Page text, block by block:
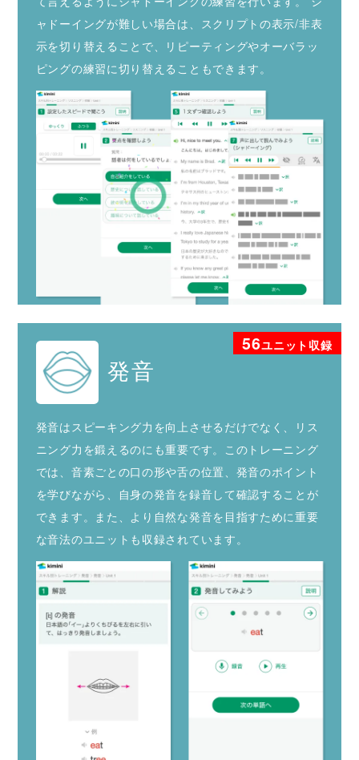
ャドーイングが難しい場合は、スクリプトの表示/非表
示を切り替えることで、リピーティングやオーバラッ
ピングの練習に切り替えることもできます。
56ユニット収録
発音
発音はスピーキング力を向上させるだけでなく、リス
ニング力を鍛えるのにも重要です。このトレーニング
では、音素ごとの口の形や舌の位置、発音のポイント
を学びながら、自身の発音を録音して確認することが
できます。また、より自然な発音を目指すために重要
な音法のユニットも収録されています。